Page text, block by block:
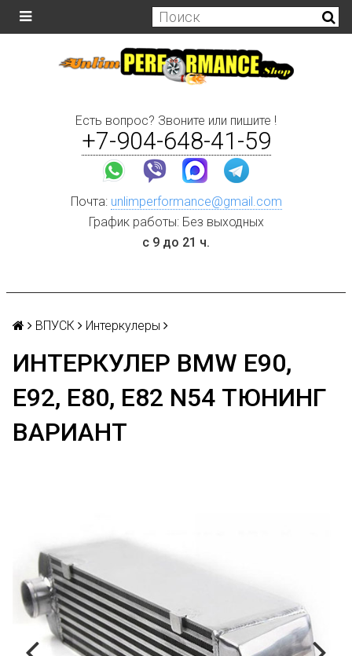
Есть вопрос? Звоните или пишите !
+7-904-648-41-59
Почта: unlimperformance@gmail.com
График работы: Без выходных
с 9 до 21 ч.
ВПУСК Интеркулеры
ИНТЕРКУЛЕР BMW E90,
E92, E80, E82 N54 ТЮНИНГ
ВАРИАНТ